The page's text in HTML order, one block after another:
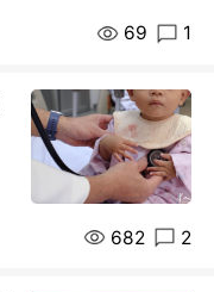
69 1
682 2